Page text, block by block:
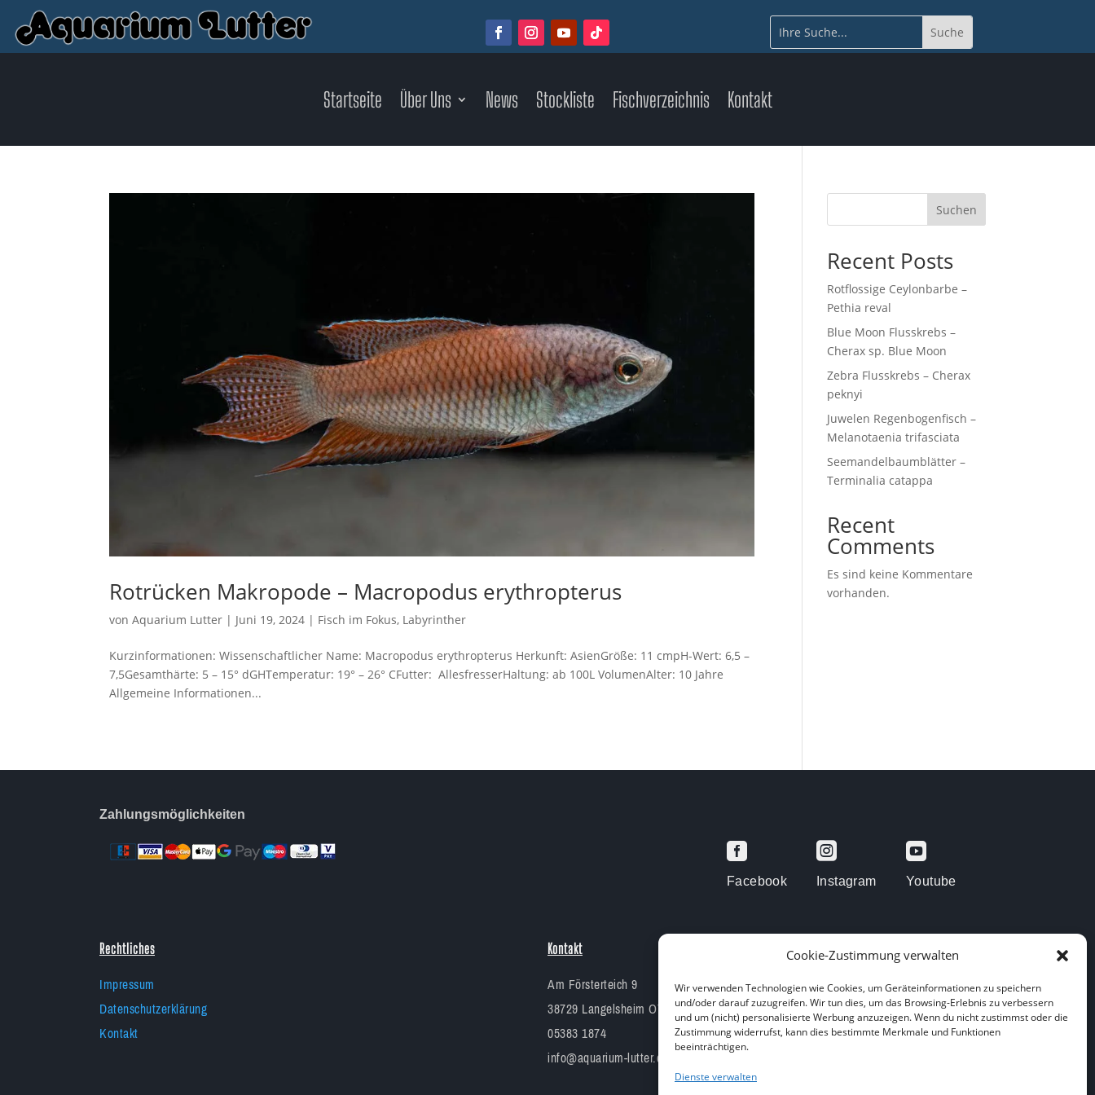
Cookie-Zustimmung verwalten
Wir verwenden Technologien wie Cookies, um Geräteinformationen zu speichern
und/oder darauf zuzugreifen. Wir tun dies, um das Browsing-Erlebnis zu verbessern
und um (nicht) personalisierte Werbung anzuzeigen. Wenn du nicht zustimmst oder die
Zustimmung widerrufst, kann dies bestimmte Merkmale und Funktionen
beeinträchtigen.
Dienste verwalten
Startseite Über Uns News Stockliste Fischverzeichnis Kontakt
Rotrücken Makropode – Macropodus erythropterus
vonAquarium Lutter | Juni 19, 2024 | Fisch im Fokus, Labyrinther
Kurzinformationen: Wissenschaftlicher Name: Macropodus erythropterus Herkunft: AsienGröße: 11 cmpH-Wert: 6,5 –
7,5Gesamthärte: 5 – 15° dGHTemperatur: 19° – 26° CFutter: AllesfresserHaltung: ab 100L VolumenAlter: 10 Jahre
Allgemeine Informationen...
Suchen
Recent Posts
Rotflossige Ceylonbarbe –
Pethia reval
Blue Moon Flusskrebs –
Cherax sp. Blue Moon
Zebra Flusskrebs – Cherax
peknyi
Juwelen Regenbogenfisch –
Melanotaenia trifasciata
Seemandelbaumblätter –
Terminalia catappa
Recent
Comments
Es sind keine Kommentare
vorhanden.
Zahlungsmöglichkeiten

Facebook

Instagram

Youtube
Rechtliches
Impressum
Datenschutzerklärung
Kontakt
Kontakt
Am Försterteich 9
38729 Langelsheim OT Lutter am Barenberge
05383 1874
info@aquarium-lutter.de